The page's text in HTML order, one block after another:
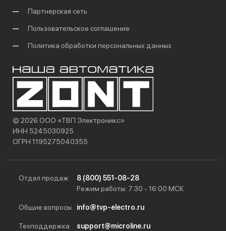
Партнерская сеть
Пользовательское соглашение
Политика обработки персональных данных
© 2026 ООО «ТВП Электроникс»
ИНН 5245030925
ОГРН 1195275040355
Отдел продаж
8 (800) 551-08-28
Режим работы: 7:30 - 16:00 МСК
Общие вопросы info@tvp-electro.ru
Техподдержка support@microline.ru